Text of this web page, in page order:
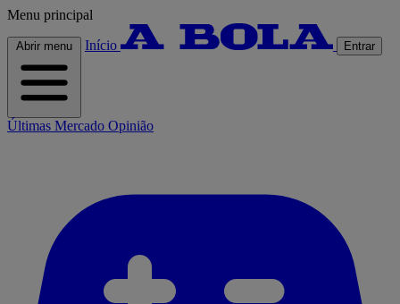
Menu principal
Abrir menu Início Entrar
Últimas Mercado Opinião